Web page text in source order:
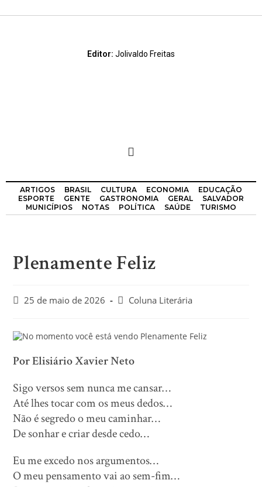
Editor: Jolivaldo Freitas
ARTIGOS BRASIL CULTURA ECONOMIA
EDUCAÇÃO
ESPORTE
GENTE GASTRONOMIA GERAL
SALVADOR
MUNICÍPIOS
NOTAS POLÍTICA SAÚDE TURISMO
Plenamente Feliz
25 de maio de 2026 Coluna Literária
Por Elisiário Xavier Neto
Sigo versos sem nunca me cansar…
Até lhes tocar com os meus dedos…
Não é segredo o meu caminhar…
De sonhar e criar desde cedo…
Eu me excedo nos argumentos…
O meu pensamento vai ao sem-fim…